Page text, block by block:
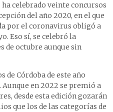
ha celebrado veinte concursos
del año 2020, en el que
por el coronavirus obligó a
Eso sí, se celebró la
de octubre aunque sin
de Córdoba de este año
en 2022 se premió a
desde esta edición gozarán
que los de las categorías de